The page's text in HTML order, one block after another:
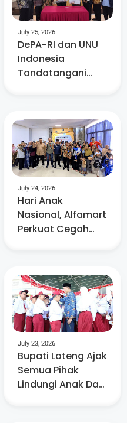
DePA-RI dan UNU
Indonesia
Tandatangani
Profesi Advokat
July 25, 2026
Hari Anak
Nasional, Alfamart
Perkuat Cegah
July 24, 2026
Bupati Loteng Ajak
Semua Pihak
Lindungi Anak Dari
July 23, 2026